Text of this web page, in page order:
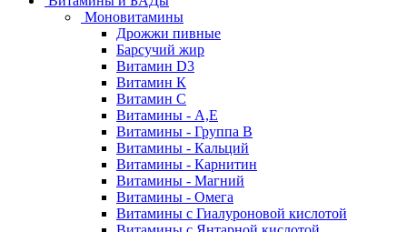
Моновитамины
Дрожжи пивные
Барсучий жир
Витамин D3
Витамин К
Витамин С
Витамины - А,Е
Витамины - Группа В
Витамины - Кальций
Витамины - Карнитин
Витамины - Магний
Витамины - Омега
Витамины с Гиалуроновой кислотой